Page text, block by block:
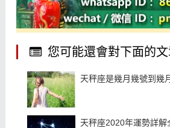
您可能還會對下面的文
天秤座是幾月幾號到幾
天秤座2020年運勢詳解